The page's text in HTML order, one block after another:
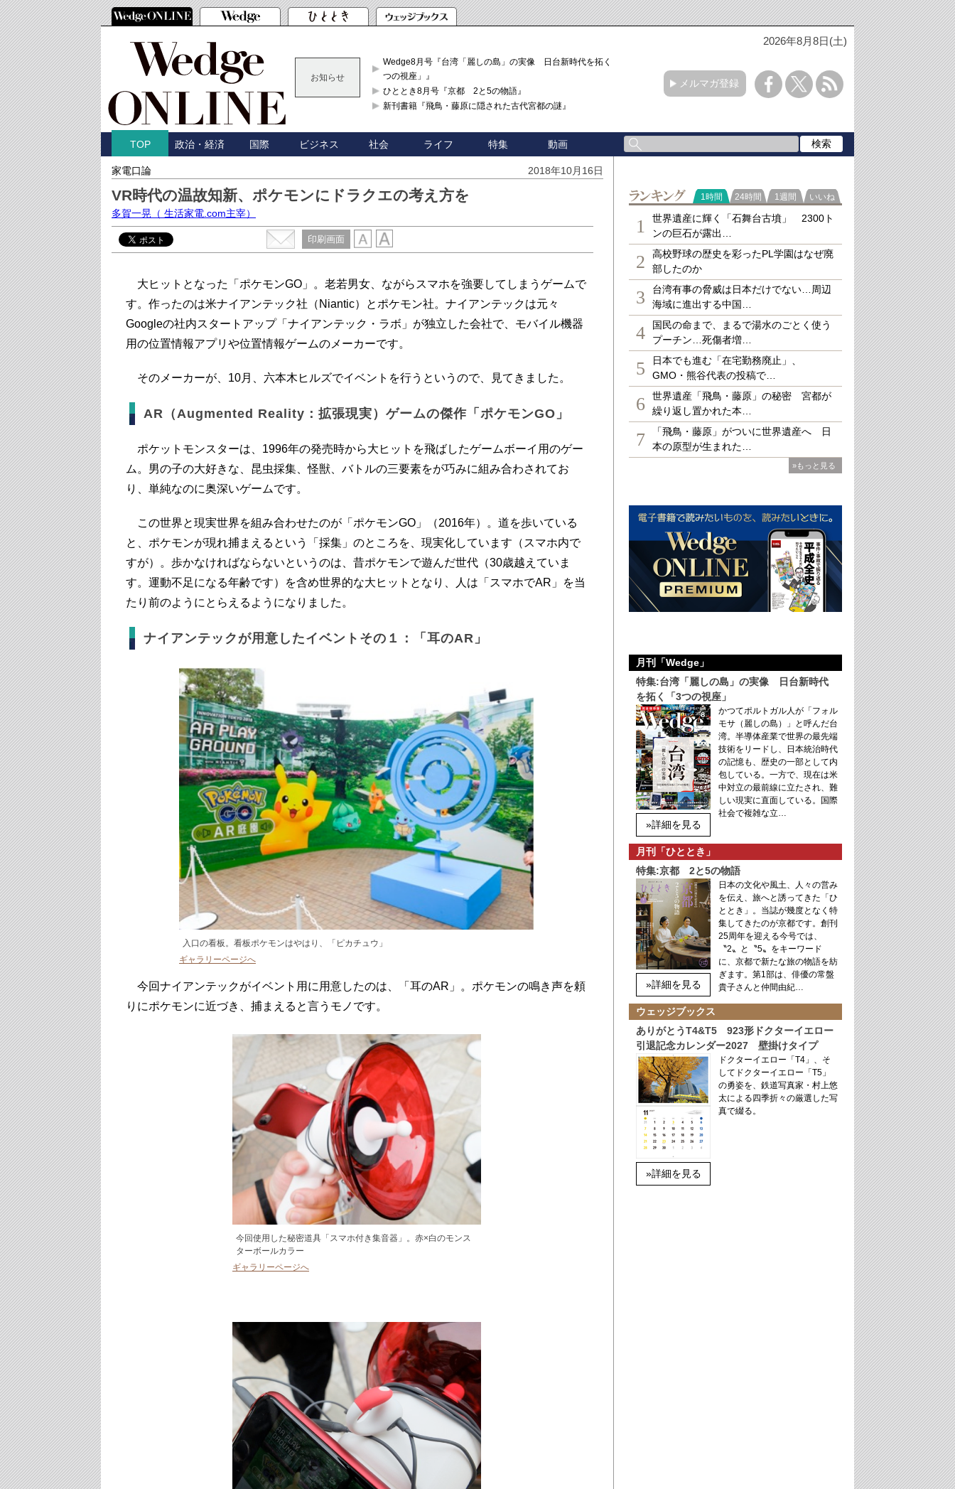
2026年8月8日(土)
お知らせ
Wedge8月号『台湾「麗しの島」の実像 日台新時代を拓く「3
つの視座」』
ひととき8月号『京都 2と5の物語』
新刊書籍『飛鳥・藤原に隠された古代宮都の謎』
メルマガ登録
TOP 政治・経済 国際 ビジネス 社会 ライフ 特集 動画
家電口論 2018年10月16日
VR時代の温故知新、ポケモンにドラクエの考え方を
多賀一晃 （ 生活家電.com主宰）
印刷画面
大ヒットとなった「ポケモンGO」。老若男女、ながらスマホを強要してしまうゲームで
す。作ったのは米ナイアンテック社（Niantic）とポケモン社。ナイアンテックは元々
Googleの社内スタートアップ「ナイアンテック・ラボ」が独立した会社で、モバイル機器
用の位置情報アプリや位置情報ゲームのメーカーです。
そのメーカーが、10月、六本木ヒルズでイベントを行うというので、見てきました。
AR（Augmented Reality：拡張現実）ゲームの傑作「ポケモンGO」
ポケットモンスターは、1996年の発売時から大ヒットを飛ばしたゲームボーイ用のゲー
ム。男の子の大好きな、昆虫採集、怪獣、バトルの三要素をが巧みに組み合わされてお
り、単純なのに奥深いゲームです。
この世界と現実世界を組み合わせたのが「ポケモンGO」（2016年）。道を歩いている
と、ポケモンが現れ捕まえるという「採集」のところを、現実化しています（スマホ内で
すが）。歩かなければならないというのは、昔ポケモンで遊んだ世代（30歳越えていま
す。運動不足になる年齢です）を含め世界的な大ヒットとなり、人は「スマホでAR」を当
たり前のようにとらえるようになりました。
ナイアンテックが用意したイベントその１：「耳のAR」
入口の看板。看板ポケモンはやはり、「ピカチュウ」
ギャラリーページへ
今回ナイアンテックがイベント用に用意したのは、「耳のAR」。ポケモンの鳴き声を頼
りにポケモンに近づき、捕まえると言うモノです。
今回使用した秘密道具「スマホ付き集音器」。赤×白のモンス
ターボールカラー
ギャラリーページへ
ランキング
1時間 24時間 1週間 いいね
1
世界遺産に輝く「石舞台古墳」 2300ト
ンの巨石が露出…
2
高校野球の歴史を彩ったPL学園はなぜ廃
部したのか
3
台湾有事の脅威は日本だけでない…周辺
海域に進出する中国…
4
国民の命まで、まるで湯水のごとく使う
プーチン…死傷者増…
5
日本でも進む「在宅勤務廃止」、
GMO・熊谷代表の投稿で…
6
世界遺産「飛鳥・藤原」の秘密 宮都が
繰り返し置かれた本…
7
「飛鳥・藤原」がついに世界遺産へ 日
本の原型が生まれた…
»もっと見る
月刊「Wedge」
特集:台湾「麗しの島」の実像 日台新時代
を拓く「3つの視座」
»詳細を見る
かつてポルトガル人が「フォル
モサ（麗しの島）」と呼んだ台
湾。半導体産業で世界の最先端
技術をリードし、日本統治時代
の記憶も、歴史の一部として内
包している。一方で、現在は米
中対立の最前線に立たされ、難
しい現実に直面している。国際
社会で複雑な立…
月刊「ひととき」
特集:京都 2と5の物語
»詳細を見る
日本の文化や風土、人々の営み
を伝え、旅へと誘ってきた「ひ
ととき」。当誌が幾度となく特
集してきたのが京都です。創刊
25周年を迎える今号では、
〝2〟と〝5〟をキーワード
に、京都で新たな旅の物語を紡
ぎます。第1部は、俳優の常盤
貴子さんと仲間由紀…
ウェッジブックス
ありがとうT4&T5 923形ドクターイエロー
引退記念カレンダー2027 壁掛けタイプ
»詳細を見る
ドクターイエロー「T4」、そ
してドクターイエロー「T5」
の勇姿を、鉄道写真家・村上悠
太による四季折々の厳選した写
真で綴る。